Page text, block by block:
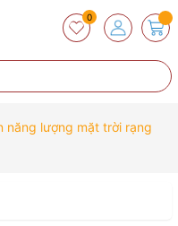
0
năng lượng mặt trời rạng